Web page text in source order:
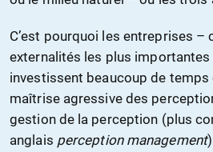
C’est pourquoi les entreprises –
externalités les plus
investissent beaucoup de temps
maîtrise agressive des
gestion de la perception (plus
anglais perception management